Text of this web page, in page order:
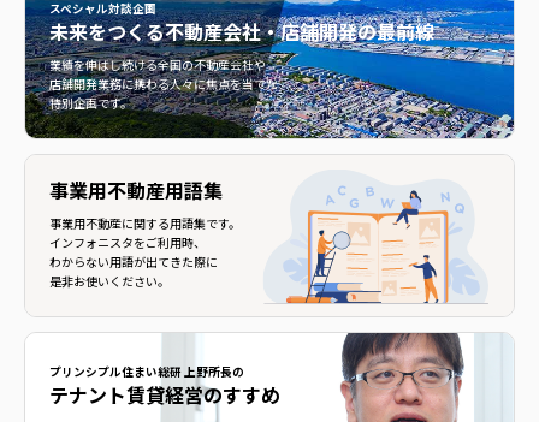
スペシャル対談企画
未来をつくる不動産会社・店舗開発の最前線
業績を伸ばし続ける全国の不動産会社や
店舗開発業務に携わる人々に焦点を当てた
特別企画です。
不動産会社・店舗開発の最前線">
事業用不動産用語集
事業用不動産に関する用語集です。
インフォニスタをご利用時、
わからない用語が出てきた際に
是非お使いください。
プリンシプル住まい総研 上野所長の
テナント賃貸経営のすすめ